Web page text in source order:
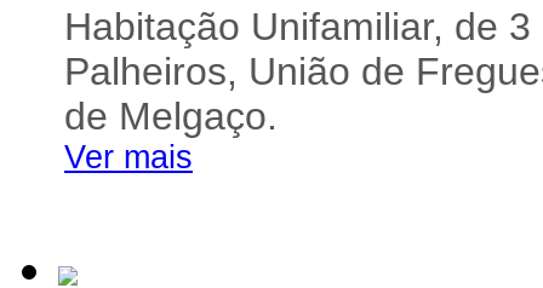
Habitação Unifamiliar, de
Palheiros, União de
de Melgaço.
Ver mais